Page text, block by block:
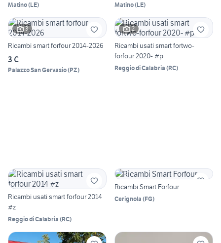
Matino(LE) Matino(LE)
3
Ricambi smart forfour 2014-2026
3 €
Palazzo San Gervasio(PZ)
2
Ricambi usati smart fortwo-
forfour 2020- #p
Reggio di Calabria (RC)
Ricambi usati smart forfour 2014
#z
Reggio di Calabria (RC)
Ricambi Smart Forfour
Cerignola (FG)